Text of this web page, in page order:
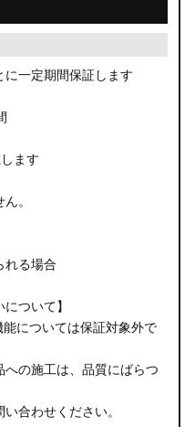
一定期間保証します
ます
。
れる場合
ついて】
については保証対象外で
の施工は、品質にばらつ
合わせください。